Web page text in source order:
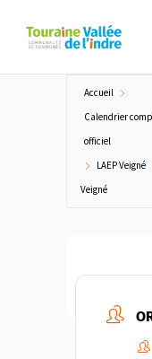
principal
Accueil
Calendrier
officiel
LAEP Veigné
Veigné